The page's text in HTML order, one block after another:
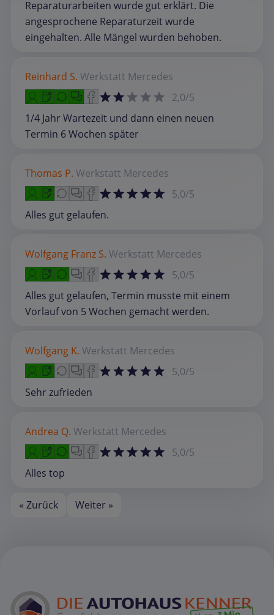
Reparaturarbeiten wurde gut erklärt. Die
angesprochene Reparaturzeit wurde
eingehalten. Alle Mängel wurden behoben.
Reinhard S. Werkstatt Mercedes
2,0/5
1/4 Jahr Wartezeit und dann einen neuen
Termin 6 Wochen später
Thomas P. Werkstatt Mercedes
5,0/5
Alles gut gelaufen.
Wolfgang Franz S. Werkstatt Mercedes
5,0/5
Alles gut gelaufen, Termin musste mit einem
Vorlauf von 5 Wochen gemacht werden.
Wolfgang K. Werkstatt Mercedes
5,0/5
Sehr zufrieden
Andrea Q. Werkstatt Mercedes
5,0/5
Alles top
« Zurück Weiter »